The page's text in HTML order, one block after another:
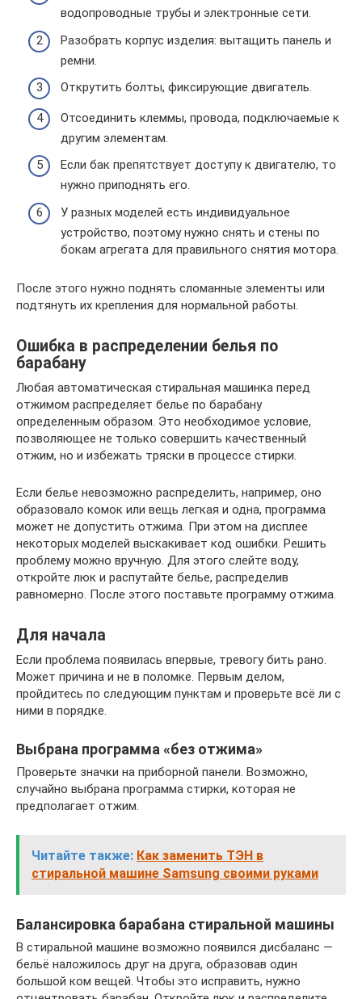
водопроводные трубы и электронные сети.
Разобрать корпус изделия: вытащить панель и
ремни.
Открутить болты, фиксирующие двигатель.
Отсоединить клеммы, провода, подключаемые к
другим элементам.
Если бак препятствует доступу к двигателю, то
нужно приподнять его.
У разных моделей есть индивидуальное
устройство, поэтому нужно снять и стены по
бокам агрегата для правильного снятия мотора.
После этого нужно поднять сломанные элементы или
подтянуть их крепления для нормальной работы.
Ошибка в распределении белья по
барабану
Любая автоматическая стиральная машинка перед
отжимом распределяет белье по барабану
определенным образом. Это необходимое условие,
позволяющее не только совершить качественный
отжим, но и избежать тряски в процессе стирки.
Если белье невозможно распределить, например, оно
образовало комок или вещь легкая и одна, программа
может не допустить отжима. При этом на дисплее
некоторых моделей выскакивает код ошибки. Решить
проблему можно вручную. Для этого слейте воду,
откройте люк и распутайте белье, распределив
равномерно. После этого поставьте программу отжима.
Для начала
Если проблема появилась впервые, тревогу бить рано.
Может причина и не в поломке. Первым делом,
пройдитесь по следующим пунктам и проверьте всё ли с
ними в порядке.
Выбрана программа «без отжима»
Проверьте значки на приборной панели. Возможно,
случайно выбрана программа стирки, которая не
предполагает отжим.
Читайте также: Как заменить ТЭН в
стиральной машине Samsung своими руками
Балансировка барабана стиральной машины
В стиральной машине возможно появился дисбаланс —
бельё наложилось друг на друга, образовав один
большой ком вещей. Чтобы это исправить, нужно